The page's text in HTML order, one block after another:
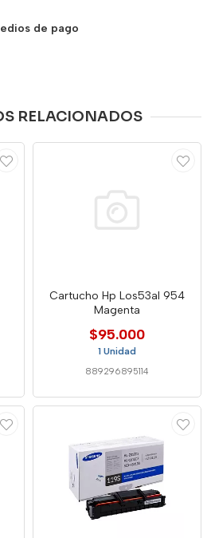
de pago
RELACIONADOS
Cartucho Hp Los53al 954
Magenta
$95.000
1 Unidad
889296895114